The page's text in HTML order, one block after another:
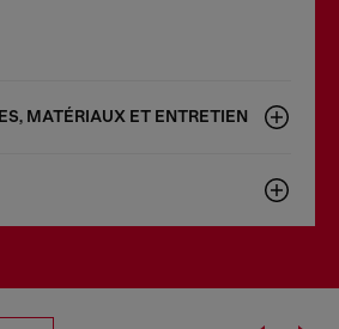
MATÉRIAUX ET ENTRETIEN